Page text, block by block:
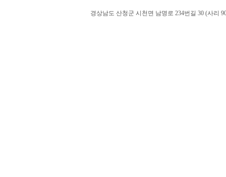
경상남도 산청군 시천면 남명로 234번길 30 (사리